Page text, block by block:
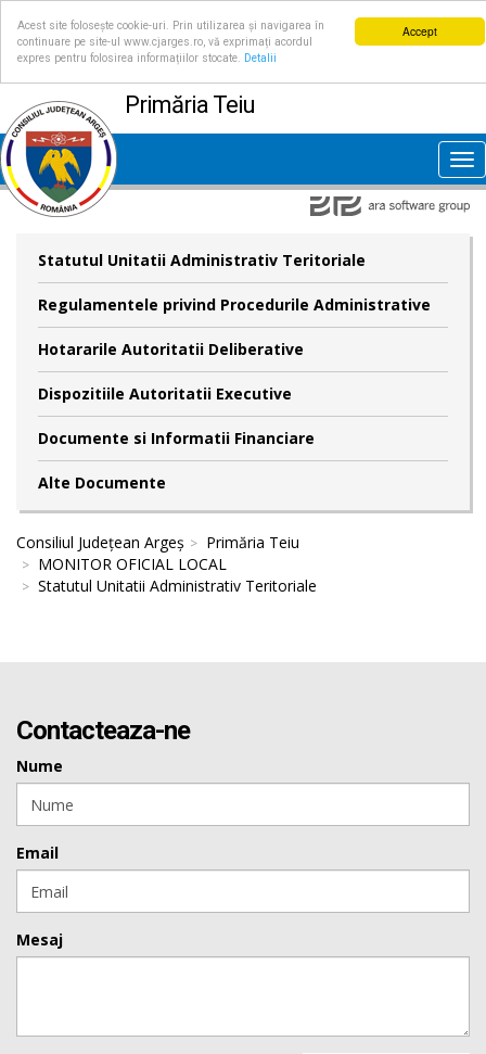
Accept
Acest site folosește cookie-uri. Prin utilizarea și navigarea în
continuare pe site-ul www.cjarges.ro, vă exprimați acordul
expres pentru folosirea informațiilor stocate.
Detalii
Primăria Teiu
Statutul Unitatii Administrativ Teritoriale
Regulamentele privind Procedurile Administrative
Hotararile Autoritatii Deliberative
Dispozitiile Autoritatii Executive
Documente si Informatii Financiare
Alte Documente
Consiliul Județean Argeș
Primăria Teiu
MONITOR OFICIAL LOCAL
Statutul Unitatii Administrativ Teritoriale
Contacteaza-ne
Nume
Email
Mesaj